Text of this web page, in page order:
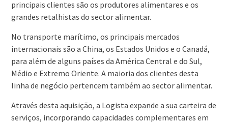
principais clientes são os produtores alimentares e os
grandes retalhistas do sector alimentar.
No transporte marítimo, os principais mercados
internacionais são a China, os Estados Unidos e o Canadá,
para além de alguns países da América Central e do Sul,
Médio e Extremo Oriente. A maioria dos clientes desta
linha de negócio pertencem também ao sector alimentar.
Através desta aquisição, a Logista expande a sua carteira de
serviços, incorporando capacidades complementares em